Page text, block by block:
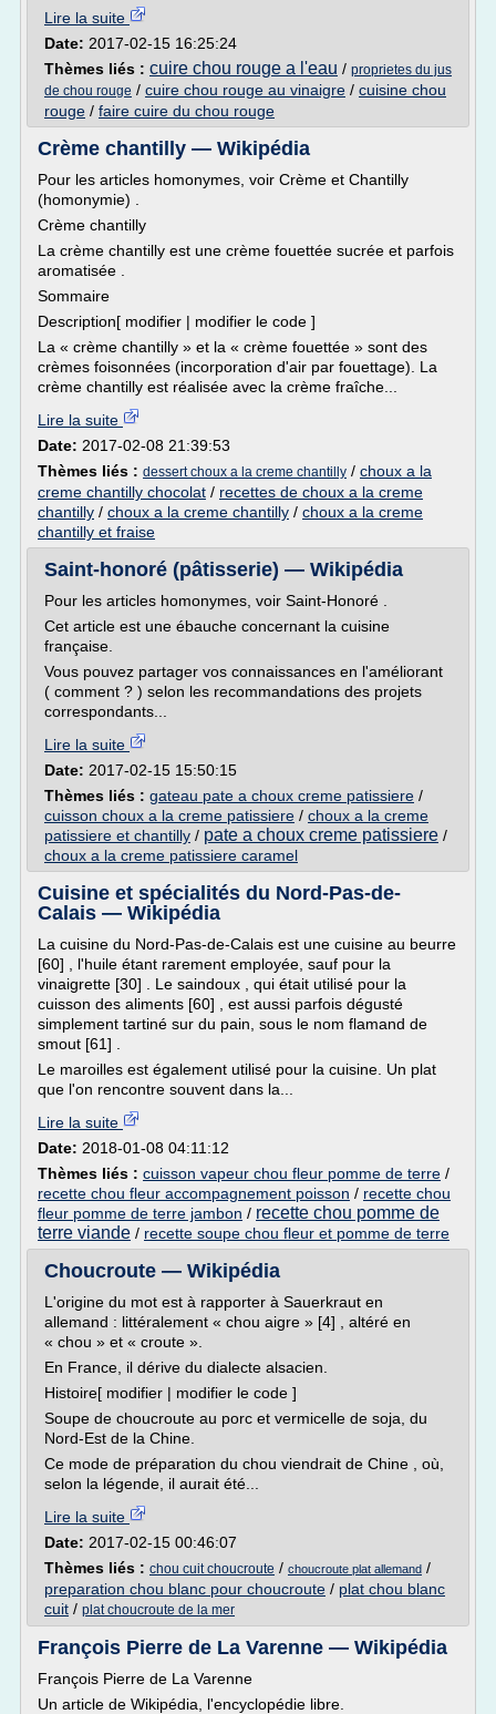
Lire la suite
Date: 2017-02-15 16:25:24
Thèmes liés : cuire chou rouge a l'eau / proprietes du jus
de chou rouge / cuire chou rouge au vinaigre / cuisine chou
rouge / faire cuire du chou rouge
Crème chantilly — Wikipédia
Pour les articles homonymes, voir Crème et Chantilly
(homonymie) .
Crème chantilly
La crème chantilly est une crème fouettée sucrée et parfois
aromatisée .
Sommaire
Description[ modifier | modifier le code ]
La « crème chantilly » et la « crème fouettée » sont des
crèmes foisonnées (incorporation d'air par fouettage). La
crème chantilly est réalisée avec la crème fraîche...
Lire la suite
Date: 2017-02-08 21:39:53
Thèmes liés : dessert choux a la creme chantilly / choux a la
creme chantilly chocolat / recettes de choux a la creme
chantilly / choux a la creme chantilly / choux a la creme
chantilly et fraise
Saint-honoré (pâtisserie) — Wikipédia
Pour les articles homonymes, voir Saint-Honoré .
Cet article est une ébauche concernant la cuisine
française.
Vous pouvez partager vos connaissances en l'améliorant
( comment ? ) selon les recommandations des projets
correspondants...
Lire la suite
Date: 2017-02-15 15:50:15
Thèmes liés : gateau pate a choux creme patissiere /
cuisson choux a la creme patissiere / choux a la creme
patissiere et chantilly / pate a choux creme patissiere /
choux a la creme patissiere caramel
Cuisine et spécialités du Nord-Pas-de-
Calais — Wikipédia
La cuisine du Nord-Pas-de-Calais est une cuisine au beurre
[60] , l'huile étant rarement employée, sauf pour la
vinaigrette [30] . Le saindoux , qui était utilisé pour la
cuisson des aliments [60] , est aussi parfois dégusté
simplement tartiné sur du pain, sous le nom flamand de
smout [61] .
Le maroilles est également utilisé pour la cuisine. Un plat
que l'on rencontre souvent dans la...
Lire la suite
Date: 2018-01-08 04:11:12
Thèmes liés : cuisson vapeur chou fleur pomme de terre /
recette chou fleur accompagnement poisson / recette chou
fleur pomme de terre jambon / recette chou pomme de
terre viande / recette soupe chou fleur et pomme de terre
Choucroute — Wikipédia
L'origine du mot est à rapporter à Sauerkraut en
allemand : littéralement « chou aigre » [4] , altéré en
« chou » et « croute ».
En France, il dérive du dialecte alsacien.
Histoire[ modifier | modifier le code ]
Soupe de choucroute au porc et vermicelle de soja, du
Nord-Est de la Chine.
Ce mode de préparation du chou viendrait de Chine , où,
selon la légende, il aurait été...
Lire la suite
Date: 2017-02-15 00:46:07
Thèmes liés : chou cuit choucroute / choucroute plat allemand /
preparation chou blanc pour choucroute / plat chou blanc
cuit / plat choucroute de la mer
François Pierre de La Varenne — Wikipédia
François Pierre de La Varenne
Un article de Wikipédia, l'encyclopédie libre.